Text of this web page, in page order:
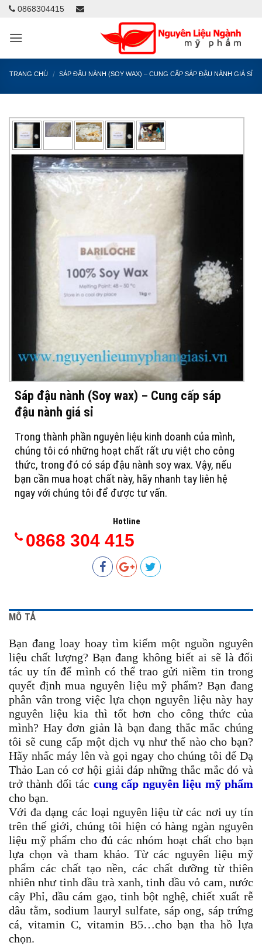
0868304415
TRANG CHỦ / SÁP ĐẬU NÀNH (SOY WAX) – CUNG CẤP SÁP ĐẬU NÀNH GIÁ SỈ
Sáp đậu nành (Soy wax) – Cung cấp sáp
đậu nành giá sỉ
Trong thành phần nguyên liệu kinh doanh của mình,
chúng tôi có những hoạt chất rất ưu việt cho công
thức, trong đó có sáp đậu nành soy wax. Vậy, nếu
bạn cần mua hoạt chất này, hãy nhanh tay liên hệ
ngay với chúng tôi để được tư vấn.
Hotline
0868 304 415
MÔ TẢ
Bạn đang loay hoay tìm kiếm một nguồn nguyên
liệu chất lượng? Bạn đang không biết ai sẽ là đối
tác uy tín để mình có thể trao gửi niềm tin trong
quyết định mua nguyên liệu mỹ phẩm? Bạn đang
phân vân trong việc lựa chọn nguyên liệu này hay
nguyên liệu kia thì tốt hơn cho công thức của
mình? Hay đơn giản là bạn đang thắc mắc chúng
tôi sẽ cung cấp một dịch vụ như thế nào cho bạn?
Hãy nhấc máy lên và gọi ngay cho chúng tôi để Dạ
Thảo Lan có cơ hội giải đáp những thắc mắc đó và
trở thành đối tác cung cấp nguyên liệu mỹ phẩm
cho bạn.
Với đa dạng các loại nguyên liệu từ các nơi uy tín
trên thế giới, chúng tôi hiện có hàng ngàn nguyên
liệu mỹ phẩm cho đủ các nhóm hoạt chất cho bạn
lựa chọn và tham khảo. Từ các nguyên liệu mỹ
phẩm các chất tạo nền, các chất dưỡng từ thiên
nhiên như tinh dầu trà xanh, tinh dầu vỏ cam, nước
cây Phỉ, dầu cám gạo, tinh bột nghệ, chiết xuất rễ
dâu tằm, sodium lauryl sulfate, sáp ong, sáp trứng
cá, vitamin C, vitamin B5…cho bạn tha hồ lựa
chọn.